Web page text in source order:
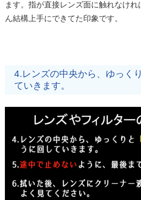
ます。指が直接レンズ面に触れなけれ
ん結構上手にできてた印象です。
4.レンズの中央から、ゆっく
ていきます。